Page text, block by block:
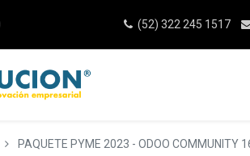
(52) 322 245 1517
PAQUETE PYME 2023 - ODOO COMMUNITY